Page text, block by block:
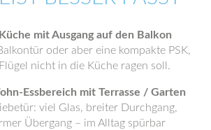
mit Ausgang auf den Balkon
oder aber eine kompakte PSK,
nicht in die Küche ragen soll.
Essbereich mit Terrasse / Garten
viel Glas, breiter Durchgang,
Übergang – im Alltag spürbar